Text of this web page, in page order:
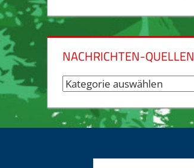
NACHRICHTEN-QUELLEN
Nachrichten-